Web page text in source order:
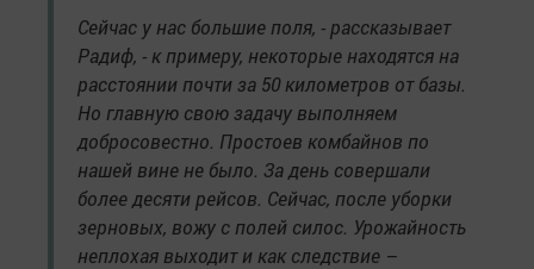
Сейчас у нас большие поля, - рассказывает
Радиф, - к примеру, некоторые находятся на
расстоянии почти за 50 километров от базы.
Но главную свою задачу выполняем
добросовестно. Простоев комбайнов по
нашей вине не было. За день совершали
более десяти рейсов. Сейчас, после уборки
зерновых, вожу с полей силос. Урожайность
неплохая выходит и как следствие –